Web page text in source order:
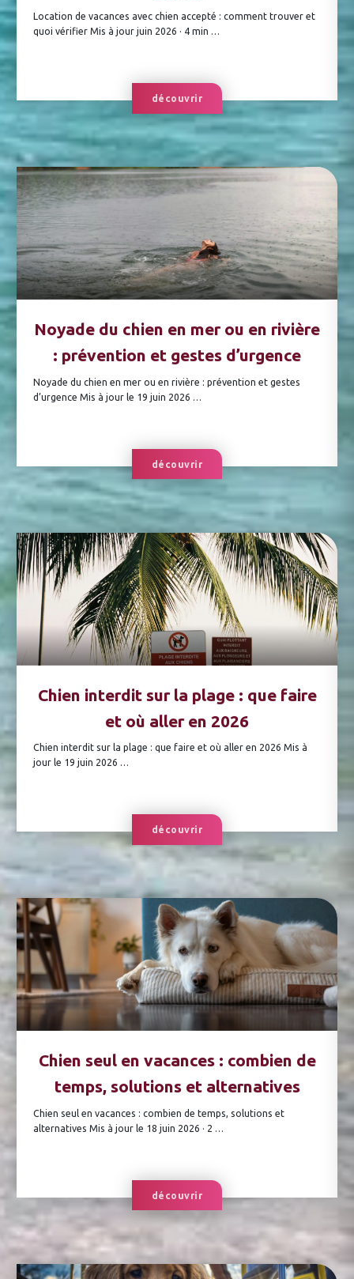
Location de vacances avec chien accepté : comment trouver et
quoi vérifier Mis à jour juin 2026 · 4 min …
découvrir
Noyade du chien en mer ou en rivière
: prévention et gestes d’urgence
Noyade du chien en mer ou en rivière : prévention et gestes
d’urgence Mis à jour le 19 juin 2026 …
découvrir
Chien interdit sur la plage : que faire
et où aller en 2026
Chien interdit sur la plage : que faire et où aller en 2026 Mis à
jour le 19 juin 2026 …
découvrir
Chien seul en vacances : combien de
temps, solutions et alternatives
Chien seul en vacances : combien de temps, solutions et
alternatives Mis à jour le 18 juin 2026 · 2 …
découvrir